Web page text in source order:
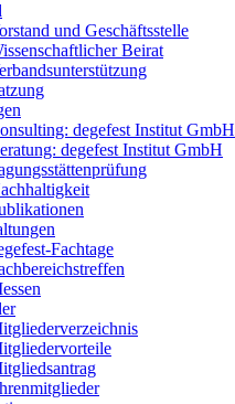
und Geschäftsstelle
Beirat
degefest Institut GmbH
degefest Institut GmbH
Fachtage